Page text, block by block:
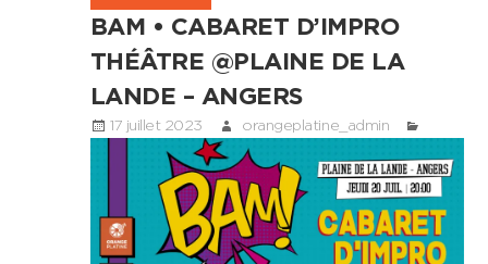
BAM • CABARET D’IMPRO
THÉÂTRE @PLAINE DE LA
LANDE – ANGERS
17 juillet 2023 orangeplatine_admin